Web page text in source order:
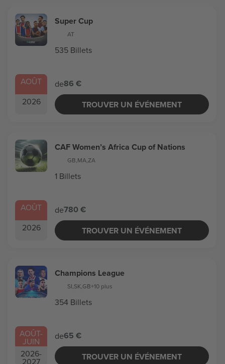
AOÛT
2026
Super Cup
AT
535 Billets
de86 €
TROUVER UN ÉVÉNEMENT
AOÛT
2026
CAF Women’s Africa Cup of Nations
GB,MA,ZA
1 Billets
de780 €
TROUVER UN ÉVÉNEMENT
AOÛT-
JUIN
2026-
2027
Champions League
SI,SK,GB+10 plus
354 Billets
de65 €
TROUVER UN ÉVÉNEMENT